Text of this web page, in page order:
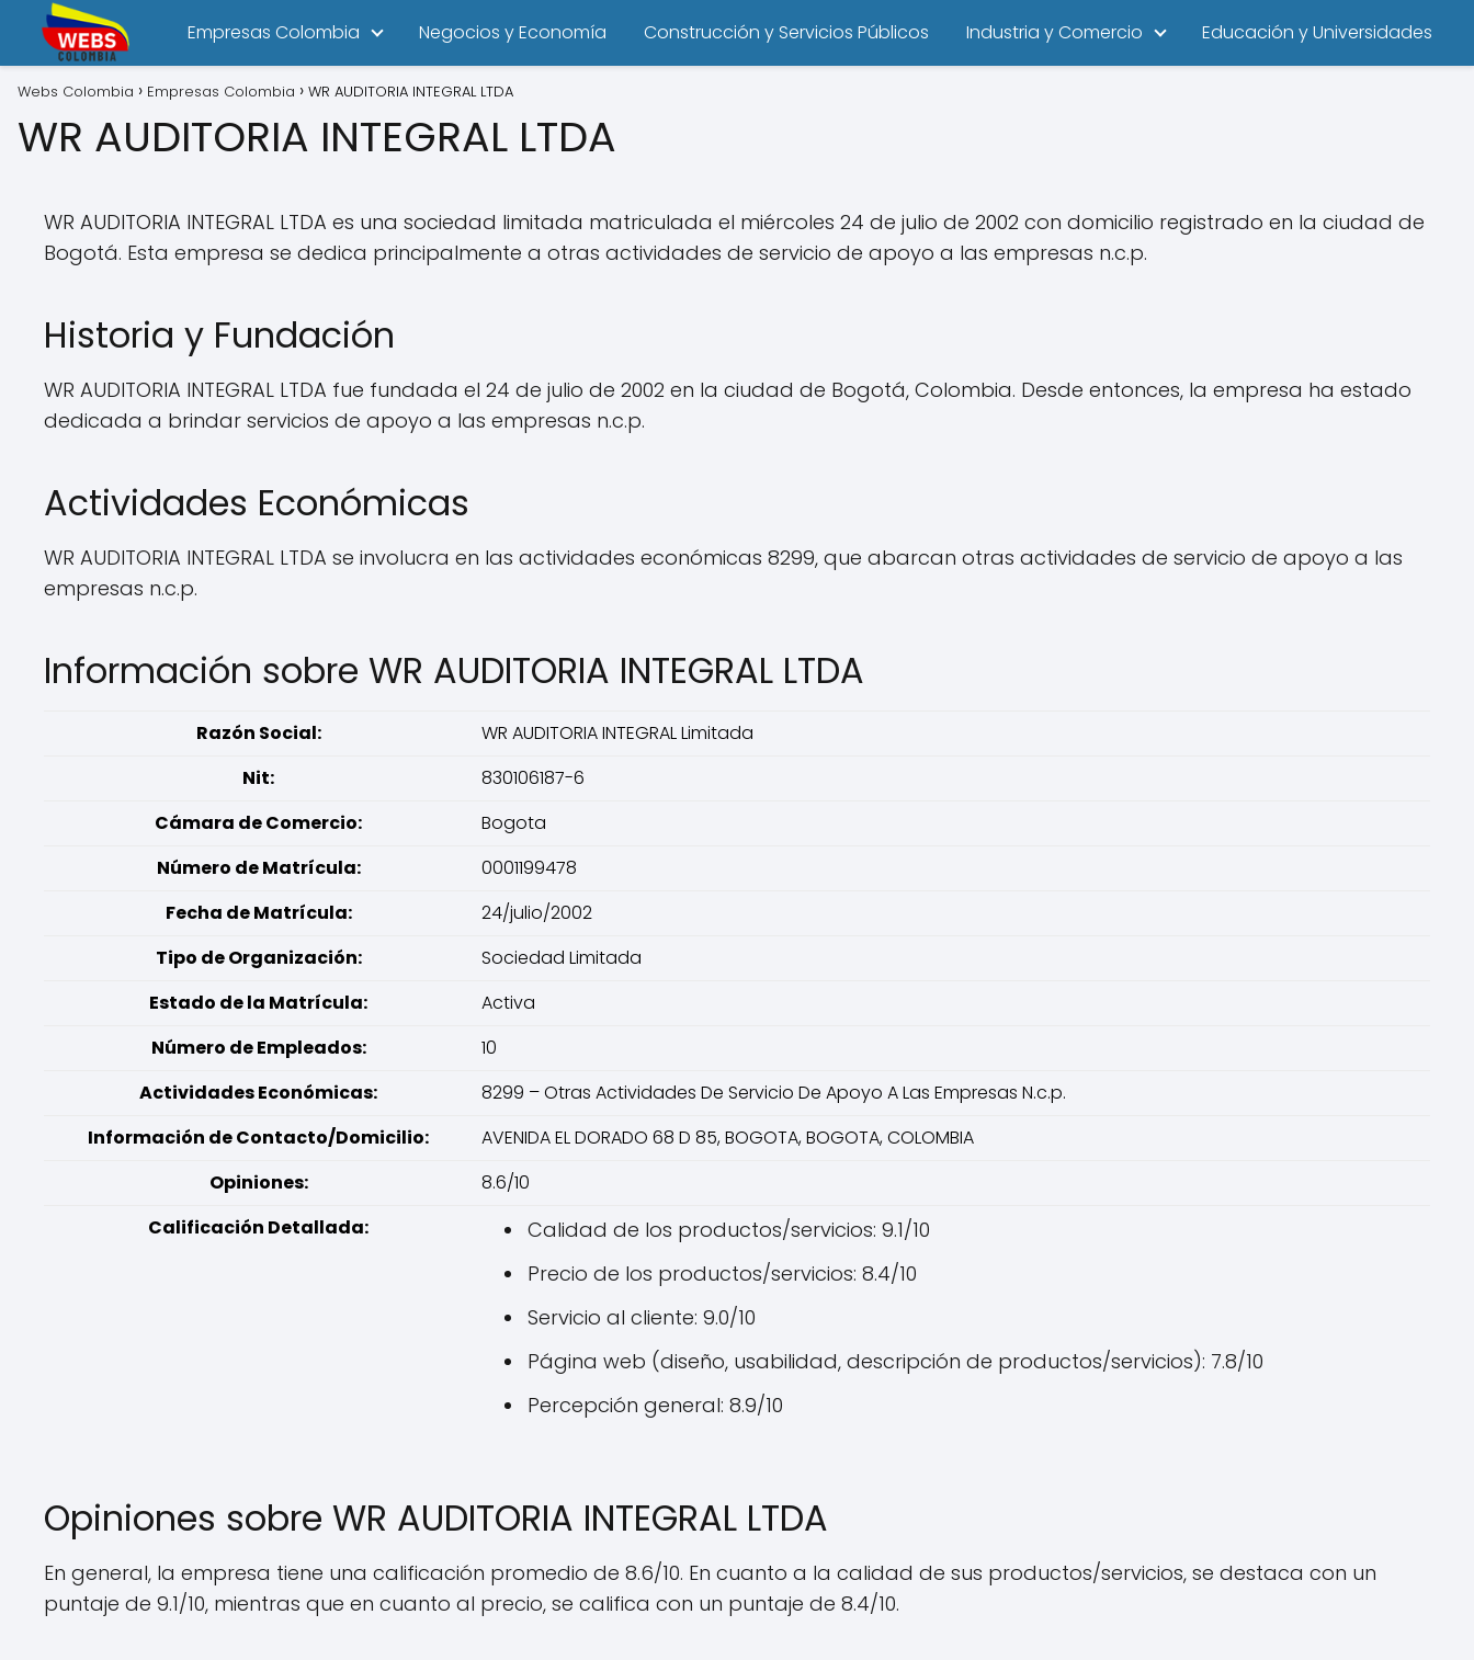
Empresas Colombia Negocios y Economía Construcción y Servicios Públicos Industria y Comercio Educación y Universidades
Webs Colombia Empresas Colombia WR AUDITORIA INTEGRAL LTDA
WR AUDITORIA INTEGRAL LTDA
WR AUDITORIA INTEGRAL LTDA es una sociedad limitada matriculada el miércoles 24 de julio de 2002 con domicilio registrado en la ciudad de
Bogotá. Esta empresa se dedica principalmente a otras actividades de servicio de apoyo a las empresas n.c.p.
Historia y Fundación
WR AUDITORIA INTEGRAL LTDA fue fundada el 24 de julio de 2002 en la ciudad de Bogotá, Colombia. Desde entonces, la empresa ha estado
dedicada a brindar servicios de apoyo a las empresas n.c.p.
Actividades Económicas
WR AUDITORIA INTEGRAL LTDA se involucra en las actividades económicas 8299, que abarcan otras actividades de servicio de apoyo a las
empresas n.c.p.
Información sobre WR AUDITORIA INTEGRAL LTDA
Razón Social:
WR AUDITORIA INTEGRAL Limitada
Nit:
830106187-6
Cámara de Comercio:
Bogota
Número de Matrícula:
0001199478
Fecha de Matrícula:
24/julio/2002
Tipo de Organización:
Sociedad Limitada
Estado de la Matrícula:
Activa
Número de Empleados:
10
Actividades Económicas:
8299 – Otras Actividades De Servicio De Apoyo A Las Empresas N.c.p.
Información de Contacto/Domicilio:
AVENIDA EL DORADO 68 D 85, BOGOTA, BOGOTA, COLOMBIA
Opiniones:
8.6/10
Calificación Detallada:
Calidad de los productos/servicios: 9.1/10
Precio de los productos/servicios: 8.4/10
Servicio al cliente: 9.0/10
Página web (diseño, usabilidad, descripción de productos/servicios): 7.8/10
Percepción general: 8.9/10
Opiniones sobre WR AUDITORIA INTEGRAL LTDA
En general, la empresa tiene una calificación promedio de 8.6/10. En cuanto a la calidad de sus productos/servicios, se destaca con un
puntaje de 9.1/10, mientras que en cuanto al precio, se califica con un puntaje de 8.4/10.